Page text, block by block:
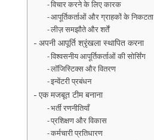
विचार करने के लिए कारक
आपूर्तिकर्ताओं और ग्राहकों के निकटता
लीज़ समझौते और शर्तें
अपनी आपूर्ति श्रृंखला स्थापित करना
विश्वसनीय आपूर्तिकर्ताओं की सोर्सिंग
लॉजिस्टिक्स और वितरण
इन्वेंटरी प्रबंधन
एक मजबूत टीम बनाना
भर्ती रणनीतियाँ
प्रशिक्षण और विकास
कर्मचारी प्रतिधारण